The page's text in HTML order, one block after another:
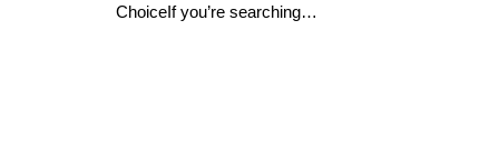
ChoiceIf you’re searching…